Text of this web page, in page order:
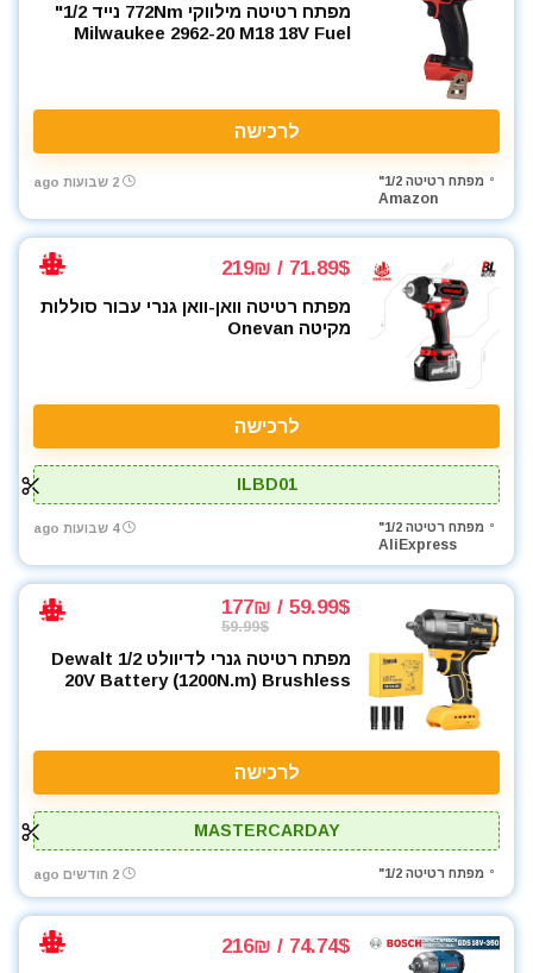
מפתח רטיטה מילווקי 772Nm נייד 1/2"
Milwaukee 2962-20 M18 18V Fuel
לרכישה
מפתח רטיטה 1/2"
Amazon
2 שבועות ago
71.89$ / 219₪
מפתח רטיטה וואן-וואן גנרי עבור סוללות
מקיטה Onevan
לרכישה
ILBD01
מפתח רטיטה 1/2"
AliExpress
4 שבועות ago
59.99$ / 177₪
59.99$
מפתח רטיטה גנרי לדיוולט 1/2 Dewalt
20V Battery (1200N.m) Brushless
לרכישה
MASTERCARDAY
מפתח רטיטה 1/2" 2 חודשים ago
74.74$ / 216₪